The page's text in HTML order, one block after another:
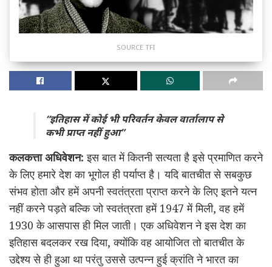
SOURCE TFI
“इतिहास में कोई भी परिवर्तन केवल वार्तालाप से
कभी प्राप्त नहीं हुआ”
कलकत्ता अधिवेशन: इस बात में कितनी सत्यता है इसे प्रमाणित करने
के लिए हमारे देश का भूगोल ही पर्याप्त है। यदि बातचीत से सबकुछ
संभव होता और हमें अपनी स्वतंत्रता प्राप्त करने के लिए इतने यत्न
नहीं करने पड़ते बल्कि जो स्वतंत्रता हमें 1947 में मिली, वह हमें
1930 के आसपास ही मिल जाती। एक अधिवेशन ने इस देश का
इतिहास बदलकर रख दिया, क्योंकि वह आयोजित तो बातचीत के
उद्देश्य से ही हुआ था परंतु उससे उत्पन्न हुई क्रांति ने भारत का